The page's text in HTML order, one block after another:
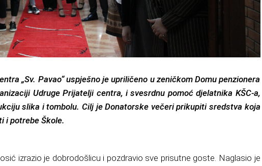
„Sv. Pavao“ uspješno je upriličeno u zeničkom Domu penzionera
Udruge Prijatelji centra, i svesrdnu pomoć djelatnika KŠC-a,
slika i tombolu. Cilj je Donatorske večeri prikupiti sredstva koja
i potrebe Škole.
izrazio je dobrodošlicu i pozdravio sve prisutne goste. Naglasio je